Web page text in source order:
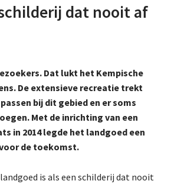
dat nooit af
Dat lukt het Kempische
De extensieve recreatie trekt
bij dit gebied en er soms
Met de inrichting van een
in 2014 legde het landgoed een
de toekomst.
is als een schilderij dat nooit